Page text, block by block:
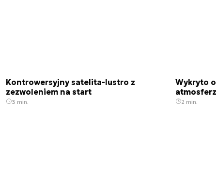
Kontrowersyjny satelita-lustro z
zezwoleniem na start
3 min.
Wykryto
2 min.